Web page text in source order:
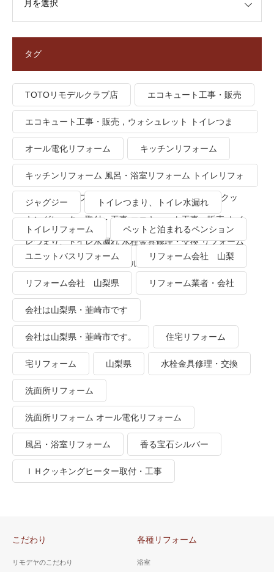
タグ
TOTOリモデルクラブ店 エコキュート工事・販売
エコキュート工事・販売，ウォシュレット トイレつま
り、トイレ水漏れ
オール電化リフォーム キッチンリフォーム
キッチンリフォーム 風呂・浴室リフォーム トイレリフォ
ーム 洗面所リフォーム オール電化リフォーム ＩＨクッ
キングヒーター取付・工事 エコキュート工事・販売 トイ
レつまり、トイレ水漏れ 水栓金具修理・交換 リフォーム
業者・会社 ＴＯＴＯリモデルクラブ
ジャグジー トイレつまり、トイレ水漏れ
トイレリフォーム ペットと泊まれるペンション
ユニットバスリフォーム リフォーム会社 山梨
リフォーム会社 山梨県 リフォーム業者・会社
会社は山梨県・韮崎市です
会社は山梨県・韮崎市です。 住宅リフォーム
宅リフォーム 山梨県 水栓金具修理・交換
洗面所リフォーム
洗面所リフォーム オール電化リフォーム
風呂・浴室リフォーム 香る宝石シルバー
ＩＨクッキングヒーター取付・工事
こだわり
リモデヤのこだわり
各種リフォーム
浴室